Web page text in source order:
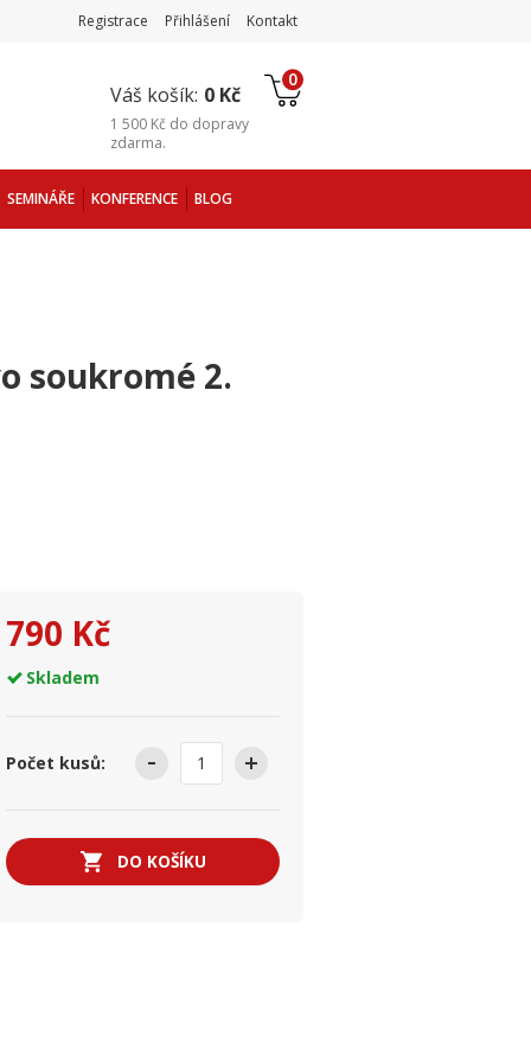
Registrace Přihlášení Kontakt
Váš košík: 0 Kč
0
1 500 Kč do dopravy
zdarma.
SEMINÁŘE KONFERENCE BLOG
soukromé 2.
790 Kč
Skladem
Počet kusů:
DO KOŠÍKU